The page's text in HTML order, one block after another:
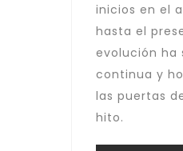
inicios en el
hasta el
evolución ha
continua y
las puertas
hito.